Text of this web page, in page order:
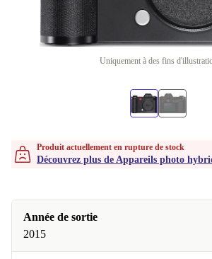
Uniquement à des fins
Produit actuellement en rupture de stock
Découvrez plus de Appareils photo
Année de sortie
2015